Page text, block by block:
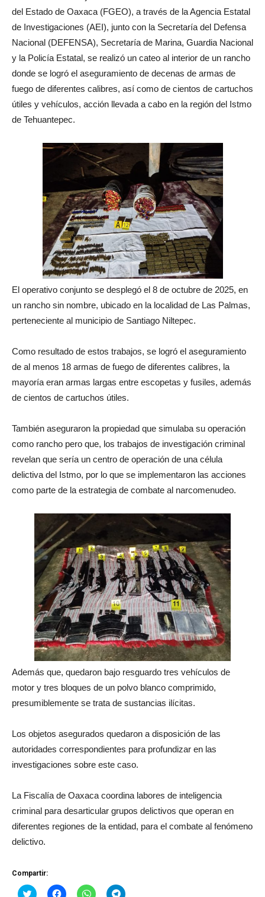
del Estado de Oaxaca (FGEO), a través de la Agencia Estatal
de Investigaciones (AEI), junto con la Secretaría del Defensa
Nacional (DEFENSA), Secretaría de Marina, Guardia Nacional
y la Policía Estatal, se realizó un cateo al interior de un rancho
donde se logró el aseguramiento de decenas de armas de
fuego de diferentes calibres, así como de cientos de cartuchos
útiles y vehículos, acción llevada a cabo en la región del Istmo
de Tehuantepec.
El operativo conjunto se desplegó el 8 de octubre de 2025, en
un rancho sin nombre, ubicado en la localidad de Las Palmas,
perteneciente al municipio de Santiago Niltepec.
Como resultado de estos trabajos, se logró el aseguramiento
de al menos 18 armas de fuego de diferentes calibres, la
mayoría eran armas largas entre escopetas y fusiles, además
de cientos de cartuchos útiles.
También aseguraron la propiedad que simulaba su operación
como rancho pero que, los trabajos de investigación criminal
revelan que sería un centro de operación de una célula
delictiva del Istmo, por lo que se implementaron las acciones
como parte de la estrategia de combate al narcomenudeo.
Además que, quedaron bajo resguardo tres vehículos de
motor y tres bloques de un polvo blanco comprimido,
presumiblemente se trata de sustancias ilícitas.
Los objetos asegurados quedaron a disposición de las
autoridades correspondientes para profundizar en las
investigaciones sobre este caso.
La Fiscalía de Oaxaca coordina labores de inteligencia
criminal para desarticular grupos delictivos que operan en
diferentes regiones de la entidad, para el combate al fenómeno
delictivo.
Compartir:
Haz Haz Haz Haz